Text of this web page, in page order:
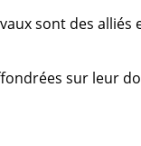
sont des alliés
sur leur